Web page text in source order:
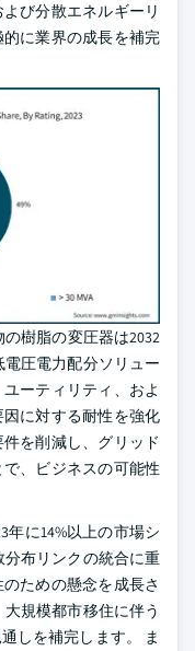
び分散エネルギーリ
に業界の成長を補完
の樹脂の変圧器は2032
圧電力配分ソリュー
ーティリティ、およ
に対する耐性を強化
を削減し、グリッド
、ビジネスの可能性
年に14%以上の市場シ
布リンクの統合に重
ための懸念を成長さ
規模都市移住に伴う
しを補完します。 ま